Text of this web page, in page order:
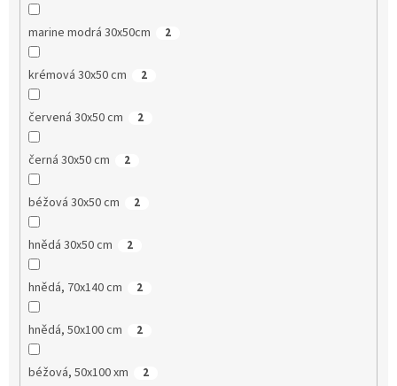
marine modrá 30x50cm 2
krémová 30x50 cm 2
červená 30x50 cm 2
černá 30x50 cm 2
béžová 30x50 cm 2
hnědá 30x50 cm 2
hnědá, 70x140 cm 2
hnědá, 50x100 cm 2
béžová, 50x100 xm 2